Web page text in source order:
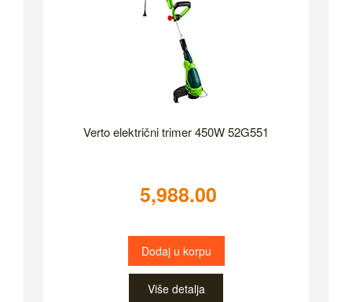
Verto električni trimer 450W 52G551
5,988.00
Dodaj u korpu
Više detalja